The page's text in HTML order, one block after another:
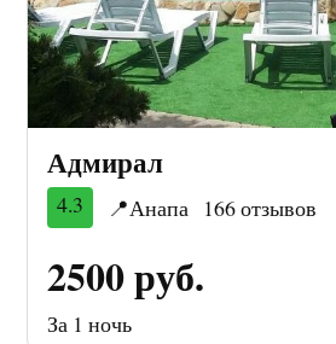
Адмирал
4.3 📍Анапа 166 отзывов
2500 руб.
За 1 ночь